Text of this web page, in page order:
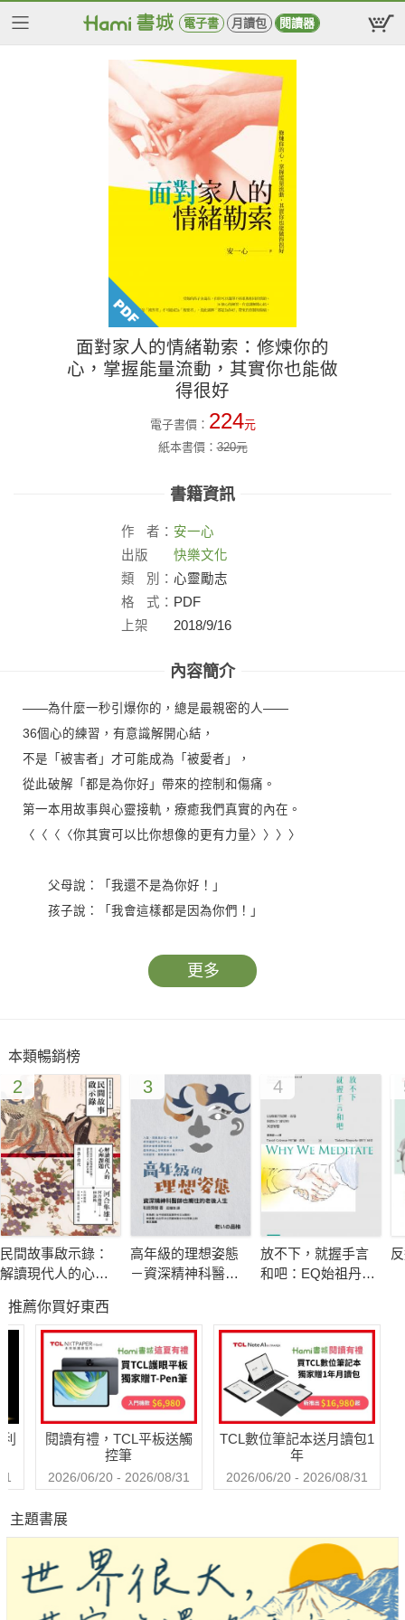
電子書 月讀包 閱讀器
面對家人的情緒勒索：修煉你的
心，掌握能量流動，其實你也能做
得很好
電子書價： 224元
紙本書價：320元
書籍資訊
作 者： 安一心
出版
社：
快樂文化
類
別： 心靈勵志
格
式： PDF
上架
2018/9/16
內容簡介
——為什麼一秒引爆你的，總是最親密的人——
36個心的練習，有意識解開心結，
不是「被害者」才可能成為「被愛者」，
從此破解「都是為你好」帶來的控制和傷痛。
第一本用故事與心靈接軌，療癒我們真實的內在。
〈〈〈〈你其實可以比你想像的更有力量〉〉〉〉
父母說：「我還不是為你好！」
孩子說：「我會這樣都是因為你們！」
感，容易有罪惡感，渴望愛與認同的同時，卻在不自覺中形成了
都具有可預測性，所有情緒上的勒索和被勒索的「結」與
「解」，都在「原生家庭關係」─也就是與家人的人我界線。
作者透過「心」的練習，強化自我的能量，學習不帶任何偏
見的看待情緒勒索。在關係中做出有意識的選擇，走出自己的生
命之路，不再為愛白白受苦。
受傷的孩子永遠在，但你可以選擇不再重覆相同的情節。
情緒勒索是宰制行動中一種有利的形式，周遭親朋好友會用
一些直接或間接的手段勒索我們，如果不照他們的要求去做，我
們就有苦頭吃了，所有勒索的中心就是基本威脅恐嚇。
□極需要別人的認同
□希望無論在什麼情況下，都能維持表面的平靜
□極端缺乏自信，或經常懷疑自己的能力
面對家庭的情緒勒索，人們往往無能為力，因為這是自己的
至親，所以不知道如何處理，所以會不斷地被親人的情緒所綁
更多
本類暢銷榜
2
民間故事啟示錄：
解讀現代人的心理
3
高年級的理想姿態
－資深精神科醫師
4
放不下，就握手言
和吧：EQ始祖丹尼
推薦你買好東西
閱讀有禮，TCL平板送觸
控筆
2026/06/20 - 2026/08/31
TCL數位筆記本送月讀包1
年
2026/06/20 - 2026/08/31
主題書展